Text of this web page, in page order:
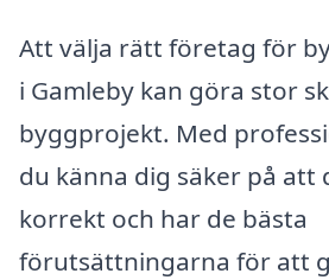
Att välja rätt företag för
i Gamleby kan göra stor
byggprojekt. Med
du känna dig säker på att
korrekt och har de bästa
förutsättningarna för att